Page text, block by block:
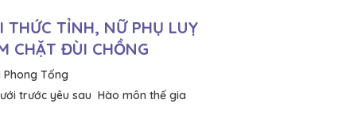
THỨC TỈNH, NỮ PHỤ LUỴ
CHẶT ĐÙI CHỒNG
Phong Tống
trước yêu sau Hào môn thế gia